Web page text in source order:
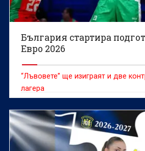
България стартира
Евро 2026
“Лъвовете” ще изиграят и две
лагера